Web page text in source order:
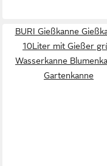
BURI Gießkanne
10Liter mit Gießer
Wasserkanne
Gartenkanne